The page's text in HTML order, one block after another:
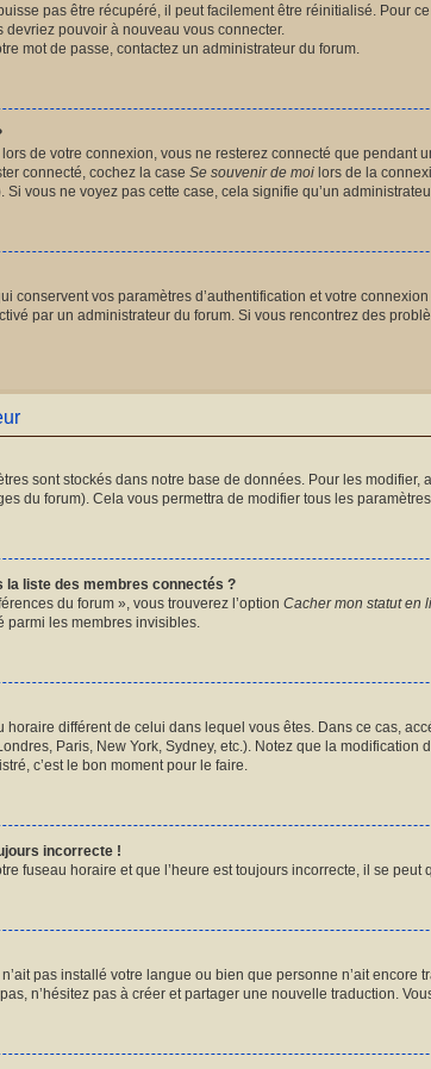
pas être récupéré, il peut facilement être réinitialisé. Pour
devriez pouvoir à nouveau vous connecter.
mot de passe, contactez un administrateur du forum.
lors de votre connexion, vous ne resterez connecté que pendant
connecté, cochez la case Se souvenir de moi lors de la
vous ne voyez pas cette case, cela signifie qu’un
conservent vos paramètres d’authentification et votre
par un administrateur du forum. Si vous rencontrez des
sont stockés dans notre base de données. Pour les modifier,
du forum). Cela vous permettra de modifier tous les
la liste des membres connectés ?
du forum », vous trouverez l’option Cacher mon statut en
parmi les membres invisibles.
horaire différent de celui dans lequel vous êtes. Dans ce cas,
Paris, New York, Sydney, etc.). Notez que la
c’est le bon moment pour le faire.
incorrecte !
fuseau horaire et que l’heure est toujours incorrecte, il se
pas installé votre langue ou bien que personne n’ait
n’hésitez pas à créer et partager une nouvelle traduction.